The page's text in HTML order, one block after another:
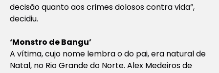
decisão quanto aos crimes dolosos contra vida”,
decidiu.
‘Monstro de Bangu’
A vítima, cujo nome lembra o do pai, era natural de
Natal, no Rio Grande do Norte. Alex Medeiros de